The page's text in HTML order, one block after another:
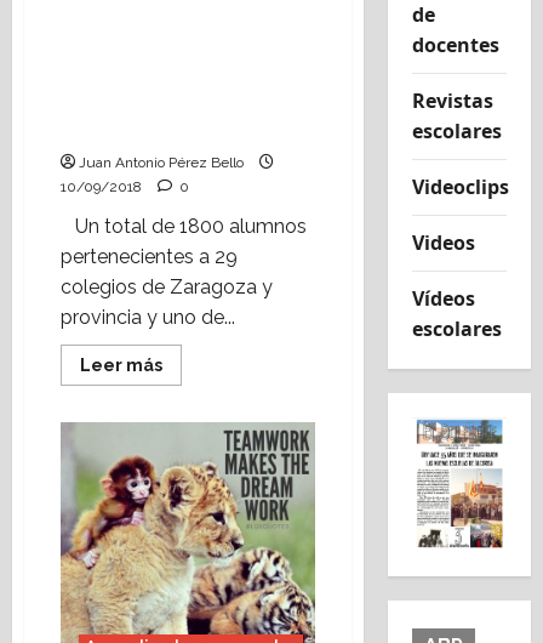
Juan Antonio Pérez Bello
10/09/2018
0
Un total de 1800 alumnos
pertenecientes a 29
colegios de Zaragoza y
provincia y uno de...
Leer másLeer
más
Mercadillo
cooperativas
en
«Aprendiendo
a
emprender
con
Ibercaja»
de
docentes
Revistas
escolares
Videoclips
Videos
Vídeos
escolares